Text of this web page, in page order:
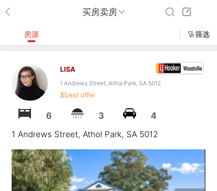
买房卖房
房源 筛选
LISA
1 Andrews Street, Athol Park, SA 5012
$best offer
6 3 4
1 Andrews Street, Athol Park, SA 5012